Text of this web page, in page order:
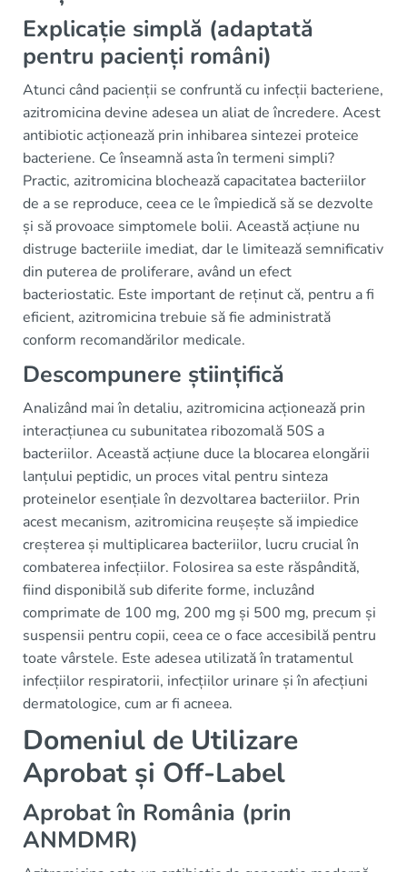
Explicație simplă (adaptată
pentru pacienți români)
Atunci când pacienții se confruntă cu infecții bacteriene,
azitromicina devine adesea un aliat de încredere. Acest
antibiotic acționează prin inhibarea sintezei proteice
bacteriene. Ce înseamnă asta în termeni simpli?
Practic, azitromicina blochează capacitatea bacteriilor
de a se reproduce, ceea ce le împiedică să se dezvolte
și să provoace simptomele bolii. Această acțiune nu
distruge bacteriile imediat, dar le limitează semnificativ
din puterea de proliferare, având un efect
bacteriostatic. Este important de reținut că, pentru a fi
eficient, azitromicina trebuie să fie administrată
conform recomandărilor medicale.
Descompunere științifică
Analizând mai în detaliu, azitromicina acționează prin
interacțiunea cu subunitatea ribozomală 50S a
bacteriilor. Această acțiune duce la blocarea elongării
lanțului peptidic, un proces vital pentru sinteza
proteinelor esențiale în dezvoltarea bacteriilor. Prin
acest mecanism, azitromicina reușește să impiedice
creșterea și multiplicarea bacteriilor, lucru crucial în
combaterea infecțiilor. Folosirea sa este răspândită,
fiind disponibilă sub diferite forme, incluzând
comprimate de 100 mg, 200 mg și 500 mg, precum și
suspensii pentru copii, ceea ce o face accesibilă pentru
toate vârstele. Este adesea utilizată în tratamentul
infecțiilor respiratorii, infecțiilor urinare și în afecțiuni
dermatologice, cum ar fi acneea.
Domeniul de Utilizare
Aprobat și Off-Label
Aprobat în România (prin
ANMDMR)